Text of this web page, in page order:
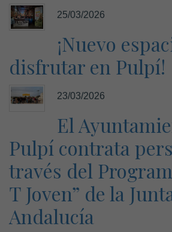
25/03/2026
¡Nuevo
disfrutar en Pulpí!
23/03/2026
El
Pulpí contrata
través del
T Joven” de la
Andalucía